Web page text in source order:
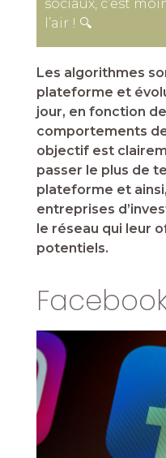
sociaux, c’est
l’air ! 🔍
Les algorithmes
plateforme et
jour, en fonction
comportements
objectif est
passer le plus de
plateforme et
entreprises
le réseau qui leur
potentiels.